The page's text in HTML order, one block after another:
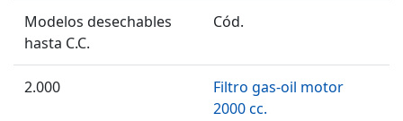
Modelos desechables
hasta C.C.
Cód.
2.000
Filtro gas-oil motor
2000 cc.